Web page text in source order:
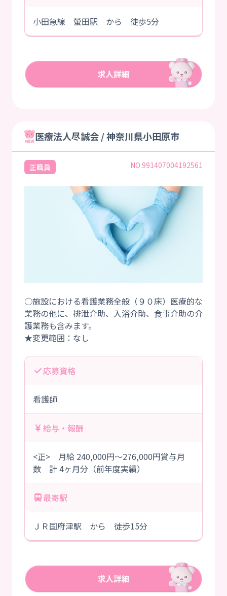
小田急線 螢田駅 から 徒歩5分
医療法人尽誠会 / 神奈川県小田原市
正職員 NO.991407004192561
○施設における看護業務全般（９０床）医療的な
業務の他に、排泄介助、入浴介助、食事介助の介
護業務も含みます。
応募資格
看護師
給与・報酬
<正> 月給 240,000円～276,000円賞与月
数 計 4ヶ月分（前年度実績）
最寄駅
ＪＲ国府津駅 から 徒歩15分